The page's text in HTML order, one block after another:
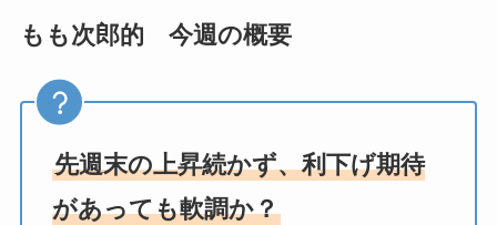
もも次郎的 今週の概要
先週末の上昇続かず、利下げ期待
があっても軟調か？